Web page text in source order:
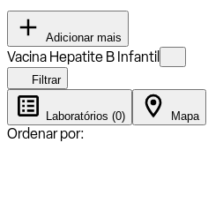
Adicionar mais
Vacina Hepatite B Infantil
Filtrar
Laboratórios (0) Mapa
Ordenar por: